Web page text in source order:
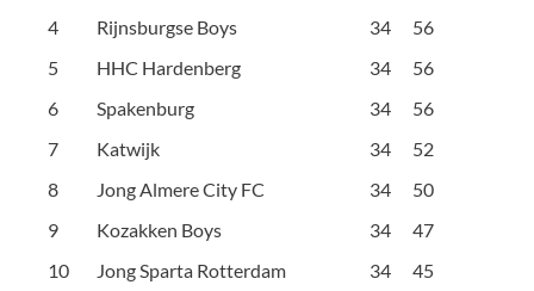
4
Rijnsburgse Boys 34
56
5
HHC Hardenberg 34
56
6
Spakenburg 34
56
7
Katwijk 34
52
8
Jong Almere City FC 34
50
9
Kozakken Boys 34
47
10
Jong Sparta Rotterdam 34
45